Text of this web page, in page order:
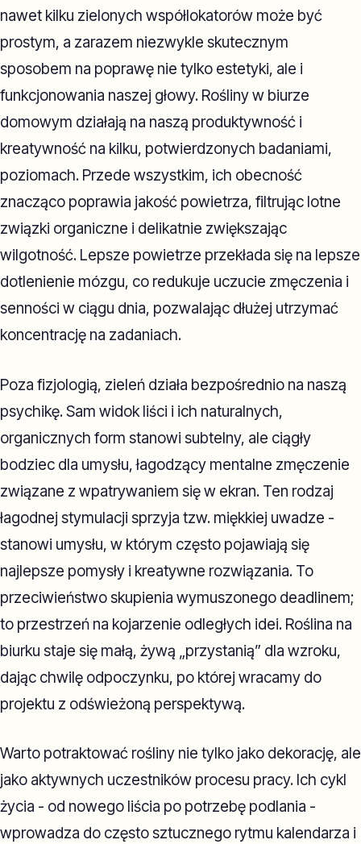
nawet kilku zielonych współlokatorów może być
prostym, a zarazem niezwykle skutecznym
sposobem na poprawę nie tylko estetyki, ale i
funkcjonowania naszej głowy. Rośliny w biurze
domowym działają na naszą produktywność i
kreatywność na kilku, potwierdzonych badaniami,
poziomach. Przede wszystkim, ich obecność
znacząco poprawia jakość powietrza, filtrując lotne
związki organiczne i delikatnie zwiększając
wilgotność. Lepsze powietrze przekłada się na lepsze
dotlenienie mózgu, co redukuje uczucie zmęczenia i
senności w ciągu dnia, pozwalając dłużej utrzymać
koncentrację na zadaniach.
Poza fizjologią, zieleń działa bezpośrednio na naszą
psychikę. Sam widok liści i ich naturalnych,
organicznych form stanowi subtelny, ale ciągły
bodziec dla umysłu, łagodzący mentalne zmęczenie
związane z wpatrywaniem się w ekran. Ten rodzaj
łagodnej stymulacji sprzyja tzw. miękkiej uwadze -
stanowi umysłu, w którym często pojawiają się
najlepsze pomysły i kreatywne rozwiązania. To
przeciwieństwo skupienia wymuszonego deadlinem;
to przestrzeń na kojarzenie odległych idei. Roślina na
biurku staje się małą, żywą „przystanią” dla wzroku,
dając chwilę odpoczynku, po której wracamy do
projektu z odświeżoną perspektywą.
Warto potraktować rośliny nie tylko jako dekorację, ale
jako aktywnych uczestników procesu pracy. Ich cykl
życia - od nowego liścia po potrzebę podlania -
wprowadza do często sztucznego rytmu kalendarza i